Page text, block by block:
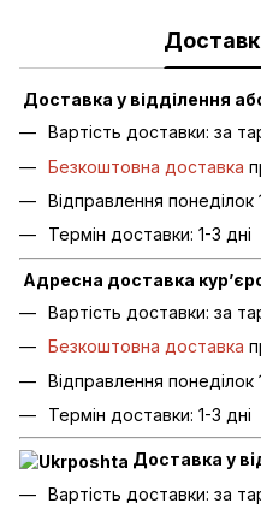
Доставка у відділення
Вартість доставки: за
Безкоштовна доставка
Відправлення понеділок
Термін доставки: 1-3 дні
Адресна доставка
Вартість доставки: за
Безкоштовна доставка
Відправлення понеділок
Термін доставки: 1-3 дні
Доставка у
Вартість доставки: за